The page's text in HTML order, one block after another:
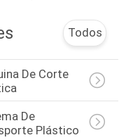
Todos
De Corte
De
Plástico